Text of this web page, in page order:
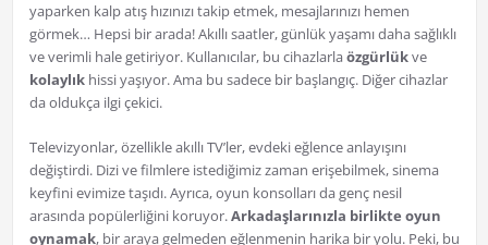
yaparken kalp atış hızınızı takip etmek, mesajlarınızı hemen
görmek… Hepsi bir arada! Akıllı saatler, günlük yaşamı daha sağlıklı
ve verimli hale getiriyor. Kullanıcılar, bu cihazlarlaözgürlükve
kolaylıkhissi yaşıyor. Ama bu sadece bir başlangıç. Diğer cihazlar
da oldukça ilgi çekici.
Televizyonlar, özellikle akıllı TV’ler, evdeki eğlence anlayışını
değiştirdi. Dizi ve filmlere istediğimiz zaman erişebilmek, sinema
keyfini evimize taşıdı. Ayrıca, oyun konsolları da genç nesil
arasında popülerliğini koruyor.Arkadaşlarınızla birlikte oyun
oynamak, bir araya gelmeden eğlenmenin harika bir yolu. Peki, bu